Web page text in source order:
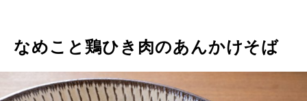
なめこと鶏ひき肉のあんかけそば